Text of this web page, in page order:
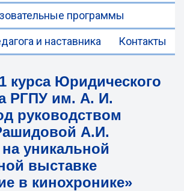
программы
и наставника Контакты
курса Юридического
РГПУ им. А. И.
руководством
А.И.
уникальной
выставке
в кинохронике»